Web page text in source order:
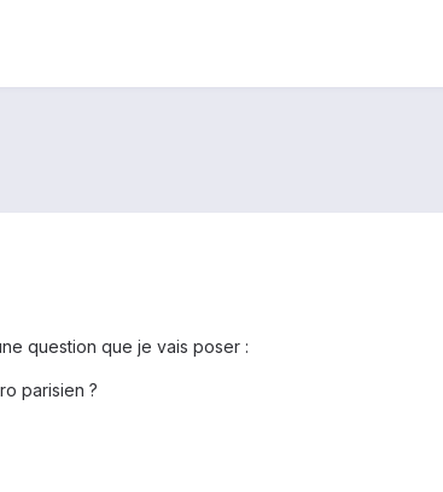
question que je vais poser :
parisien ?